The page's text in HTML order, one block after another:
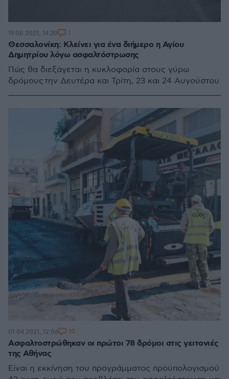
Θεσσαλονίκη: Κλείνει για ένα διήμερο η Αγίου
Δημητρίου λόγω ασφαλτόστρωσης
Πώς θα διεξάγεται η κυκλοφορία στους γύρω
δρόμους την Δευτέρα και Τρίτη, 23 και 24 Αυγούστου
19.08.2021, 14:20 1
Ασφαλτοστρώθηκαν οι πρώτοι 78 δρόμοι στις γειτονιές
της Αθήνας
Είναι η εκκίνηση του προγράμματος προϋπολογισμού
01.04.2021, 12:06 10